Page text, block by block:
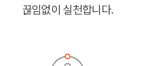
끊임없이 실천합니다.